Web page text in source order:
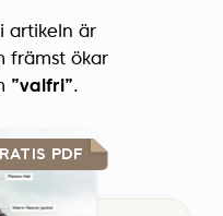
artikeln är
främst ökar
”valfri”.
PDF